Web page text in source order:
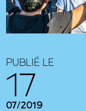
PUBLIÉ LE
17
07/2019